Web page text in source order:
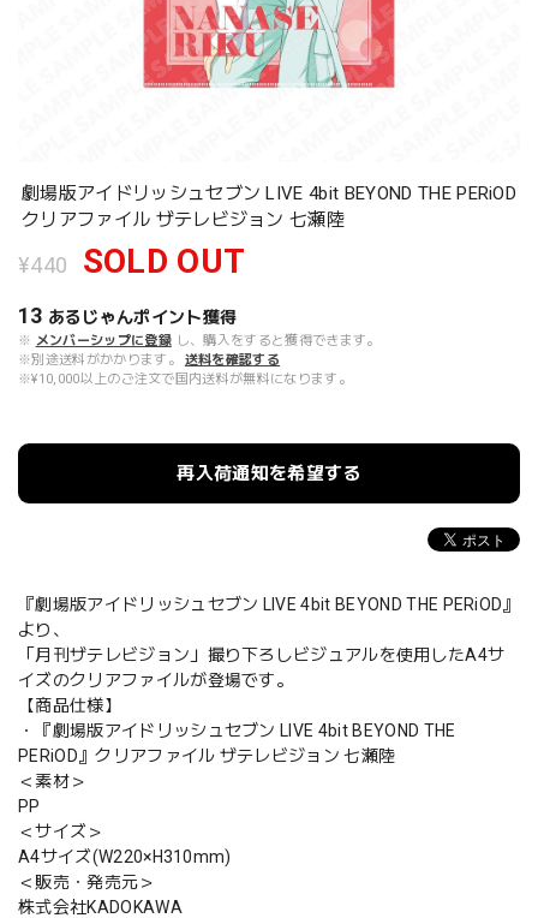
劇場版アイドリッシュセブン LIVE 4bit BEYOND THE PERiOD
クリアファイル ザテレビジョン 七瀬陸
¥440 SOLD OUT
13 あるじゃんポイント獲得
※ メンバーシップに登録 し、購入をすると獲得できます。
※別途送料がかかります。
送料を確認する
※¥10,000以上のご注文で国内送料が無料になります。
再入荷通知を希望する
『劇場版アイドリッシュセブン LIVE 4bit BEYOND THE PERiOD』
より、
「月刊ザテレビジョン」撮り下ろしビジュアルを使用したA4サ
イズのクリアファイルが登場です。
【商品仕様】
・『劇場版アイドリッシュセブン LIVE 4bit BEYOND THE
PERiOD』クリアファイル ザテレビジョン 七瀬陸
＜素材＞
PP
＜サイズ＞
A4サイズ(W220×H310mm)
＜販売・発売元＞
株式会社KADOKAWA